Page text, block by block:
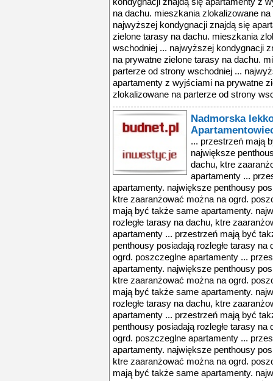
na dachu. mieszkania zlokalizowane
najwyższej kondygnacji znajdą się
zielone tarasy na dachu. mieszkania
wschodniej ... najwyższej kondygnacji
na prywatne zielone tarasy na dachu.
parterze od strony wschodniej ...
apartamenty z wyjściami na prywatne
zlokalizowane na parterze od strony
Nadmorska
... przestrzeń mają
największe
dachu, ktre
apartamenty ...
apartamenty. największe penthousy
ktre zaaranżować można na ogrd.
mają być także same apartamenty.
rozległe tarasy na dachu, ktre
apartamenty ... przestrzeń mają być
penthousy posiadają rozległe tarasy
ogrd. poszczeglne apartamenty ...
apartamenty. największe penthousy
ktre zaaranżować można na ogrd.
mają być także same apartamenty.
rozległe tarasy na dachu, ktre
apartamenty ... przestrzeń mają być
penthousy posiadają rozległe tarasy
ogrd. poszczeglne apartamenty ...
apartamenty. największe penthousy
ktre zaaranżować można na ogrd.
mają być także same apartamenty.